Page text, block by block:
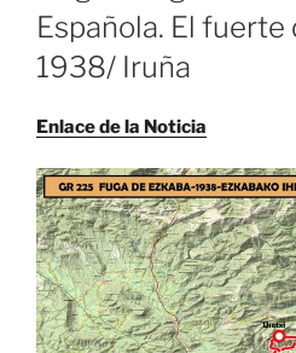
Española. El fuerte
1938/ Iruña
Enlace de la Noticia